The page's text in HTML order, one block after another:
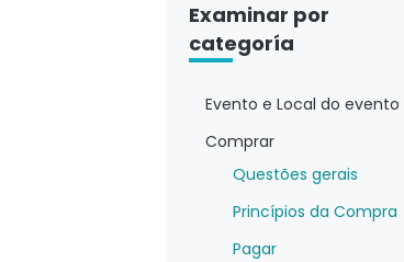
Examinar por
categoría
Evento e Local do evento
Comprar
Questões gerais
Princípios da Compra
Pagar